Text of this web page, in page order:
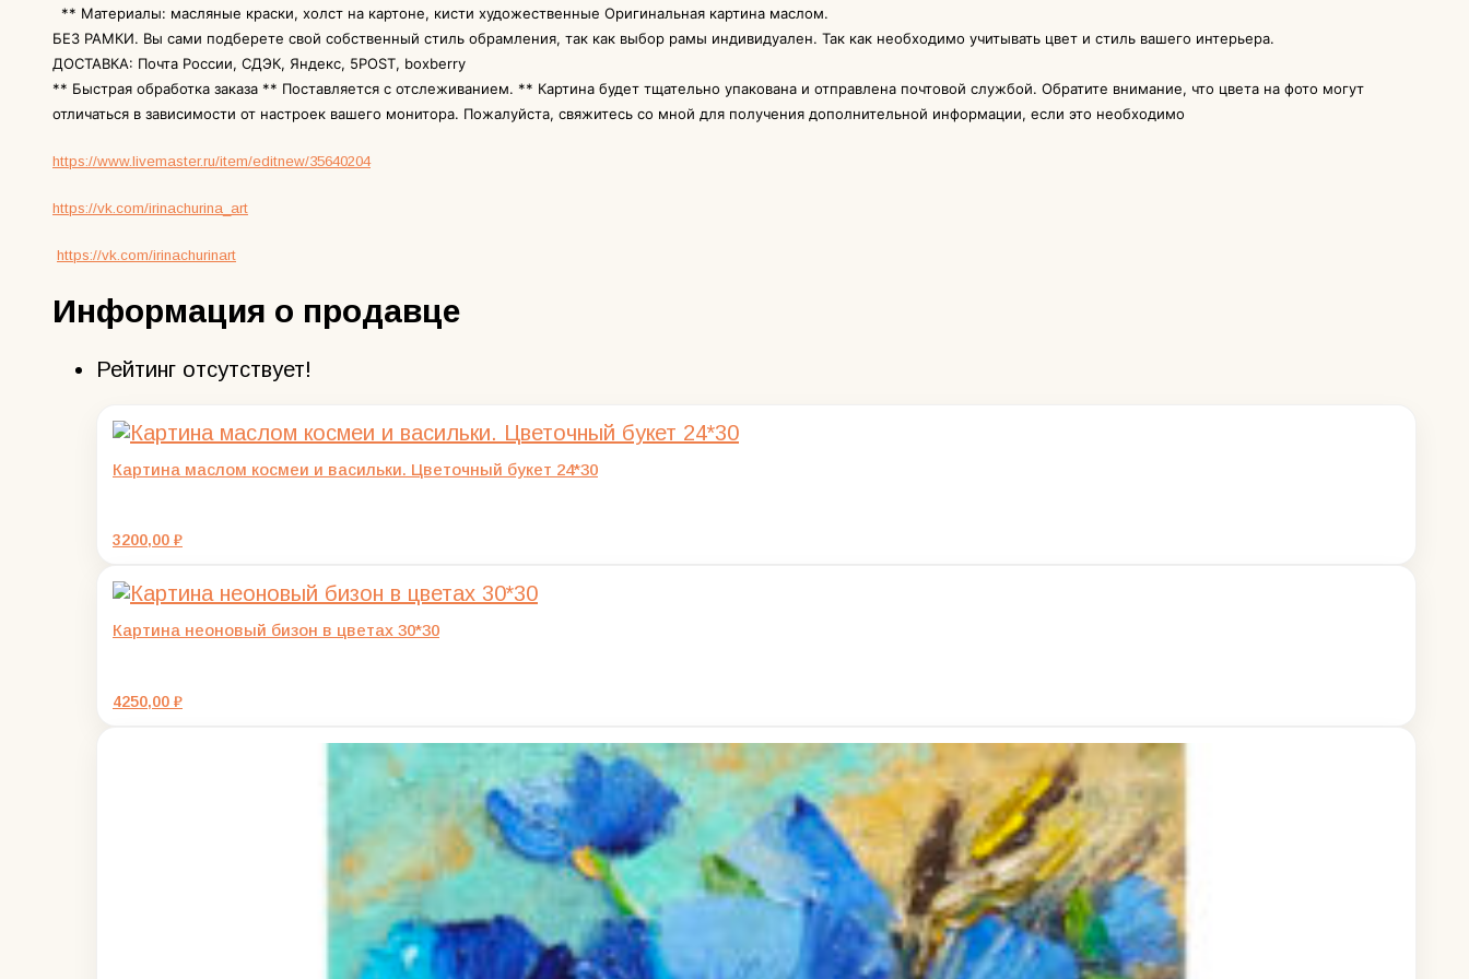
** Материалы: масляные краски, холст на картоне, кисти художественные Оригинальная картина маслом.
БЕЗ РАМКИ. Вы сами подберете свой собственный стиль обрамления, так как выбор рамы индивидуален. Так как необходимо учитывать цвет и стиль вашего интерьера.
ДОСТАВКА: Почта России, СДЭК, Яндекс, 5POST, boxberry
** Быстрая обработка заказа ** Поставляется с отслеживанием. ** Картина будет тщательно упакована и отправлена почтовой службой. Обратите внимание, что цвета на фото могут
отличаться в зависимости от настроек вашего монитора. Пожалуйста, свяжитесь со мной для получения дополнительной информации, если это необходимо
https://www.livemaster.ru/item/editnew/35640204
https://vk.com/irinachurina_art
https://vk.com/irinachurinart
Информация о продавце
Рейтинг отсутствует!
Картина маслом космеи и васильки. Цветочный букет 24*30
3200,00 ₽
Картина неоновый бизон в цветах 30*30
4250,00 ₽